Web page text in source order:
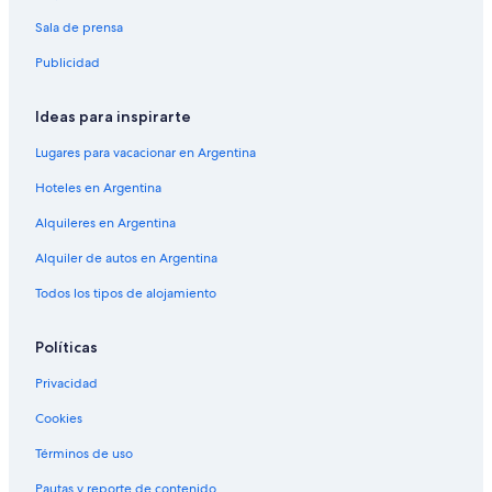
g
n
d
e
C
v
n
r
y
s
a
H
t
l
á
i
d
e
o
e
K
i
l
o
e
Sala de prensa
Publicidad
Ideas para inspirarte
Lugares para vacacionar en Argentina
Hoteles en Argentina
Alquileres en Argentina
Alquiler de autos en Argentina
Todos los tipos de alojamiento
Políticas
Privacidad
Cookies
Términos de uso